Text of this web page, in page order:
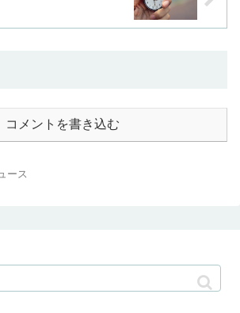
コメントを書き込む
ース